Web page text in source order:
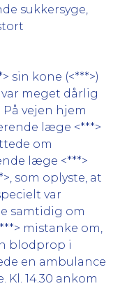
sukkersyge,
sin kone (<***>)
meget dårlig
vejen hjem
læge <***>
om
læge <***>
som oplyste, at
var
samtidig om
mistanke om,
blodprop i
en ambulance
14.30 ankom